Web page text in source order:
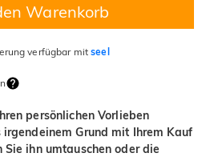
Warenkorb
verfügbar mitseel
persönlichen Vorlieben
Grund mit Ihrem Kauf
ihn umtauschen oder die